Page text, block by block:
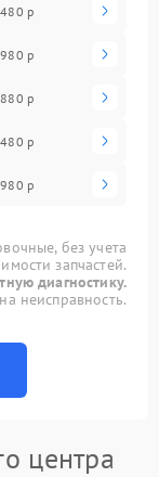
р
р
р
р
р
без учета
запчастей.
диагностику.
неисправность.
центра